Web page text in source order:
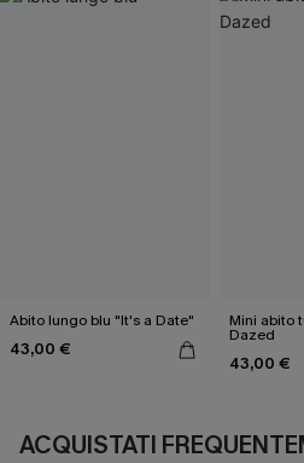
Abito lungo blu "It's a Date"
43,00 €
Mini abito
Dazed
43,00 €
ACQUISTATI